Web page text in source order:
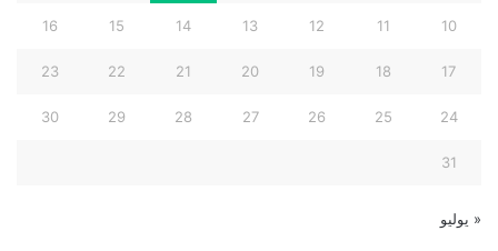
10
11
12
13
14
15
16
17
18
19
20
21
22
23
24
25
26
27
28
29
30
31
« يوليو